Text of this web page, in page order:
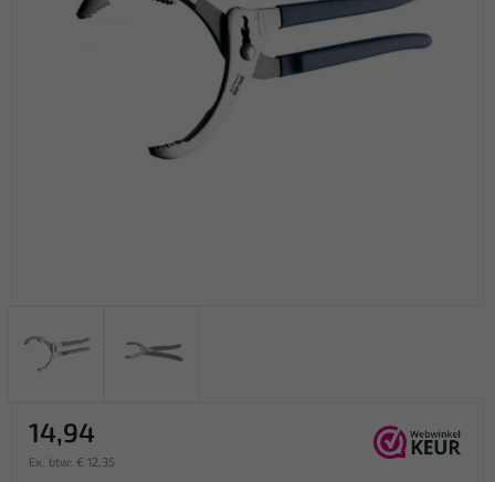
14,94
Ex. btw: € 12,35